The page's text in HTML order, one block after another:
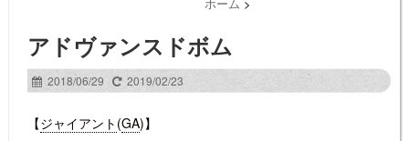
アドヴァンスドボム
2018/06/29 2019/02/23
【ジャイアント (GA)】